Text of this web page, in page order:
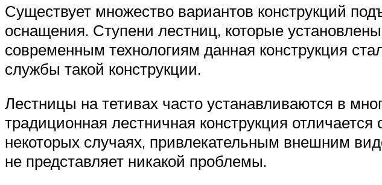
Существует множество вариантов конструкций
оснащения. Ступени лестниц, которые
современным технологиям данная конструкция
службы такой конструкции.
Лестницы на тетивах часто устанавливаются в
традиционная лестничная конструкция
некоторых случаях, привлекательным внешним
не представляет никакой проблемы.